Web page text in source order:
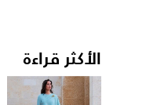
الأكثر قراءة